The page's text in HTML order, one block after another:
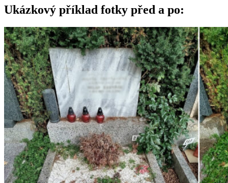
Ukázkový příklad fotky před a po: